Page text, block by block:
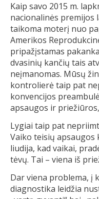
Kaip savo 2015 m.
nacionalinės premijos
taikoma moterį nuo
Amerikos
pripažįstamas
dvasinių kančių tais
neįmanomas. Mūsų
kontrolierė taip pat
konvencijos
apsaugos ir
Lygiai taip pat
Vaiko teisių
liudija, kad vaikai,
tėvų. Tai – viena iš
Dar viena problema, į
diagnostika leidžia